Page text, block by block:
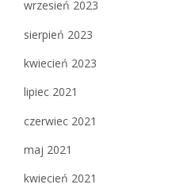
wrzesień 2023
sierpień 2023
kwiecień 2023
lipiec 2021
czerwiec 2021
maj 2021
kwiecień 2021